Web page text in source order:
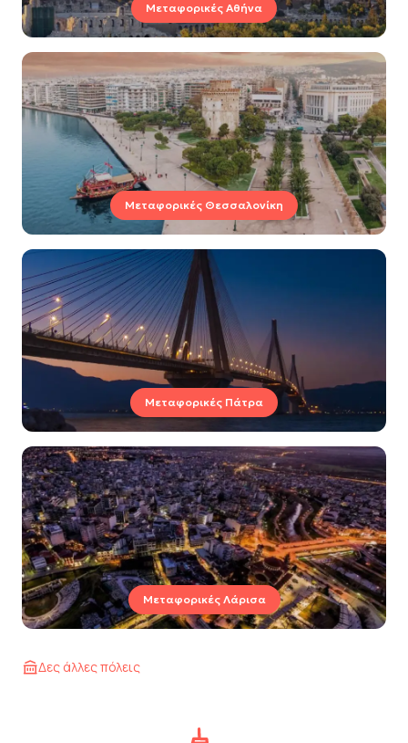
Μεταφορικές Αθήνα
Μεταφορικές Θεσσαλονίκη
Μεταφορικές Πάτρα
Μεταφορικές Λάρισα
Δες άλλες πόλεις